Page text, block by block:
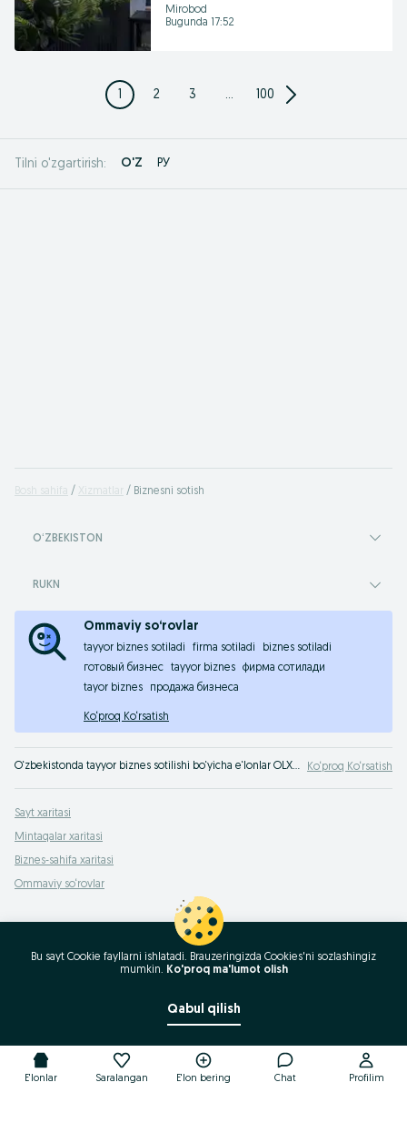
Mirobod
Bugunda 17:52
1 2 3 ... 100
Tilni o'zgartirish: O'Z РУ
Bosh sahifa Xizmatlar Biznesni sotish
OʻZBEKISTON
RUKN
Ommaviy so‘rovlar
tayyor biznes sotiladi firma sotiladi
biznes sotiladi
готовый бизнес
tayyor biznes
фирма сотилади
tayor biznes
продажа бизнеса
Ko‘proq Ko‘rsatish
O‘zbekistonda tayyor biznes sotilishi bo‘yicha e‘lonlar OLXda. Eng foydali takliflar seni OLX.uz O‘zbekistonda kutmoqda! Ko‘proq Ko‘rsatish
Sayt xaritasi
Mintaqalar xaritasi
Biznes-sahifa xaritasi
Ommaviy so‘rovlar
E'lonlar Saralangan E'lon bering Chat Profilim
Bu sayt Cookie fayllarni ishlatadi. Brauzeringizda Cookies'ni sozlashingiz
mumkin. Ko'proq ma'lumot olish
Qabul qilish